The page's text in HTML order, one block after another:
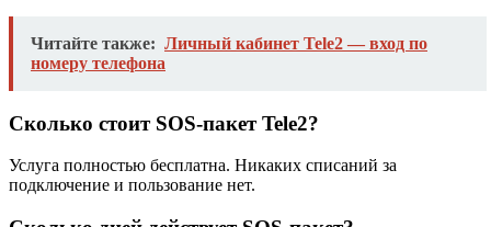
Читайте также: Личный кабинет Tele2 — вход по
номеру телефона
Сколько стоит SOS-пакет Tele2?
Услуга полностью бесплатна. Никаких списаний за
подключение и пользование нет.